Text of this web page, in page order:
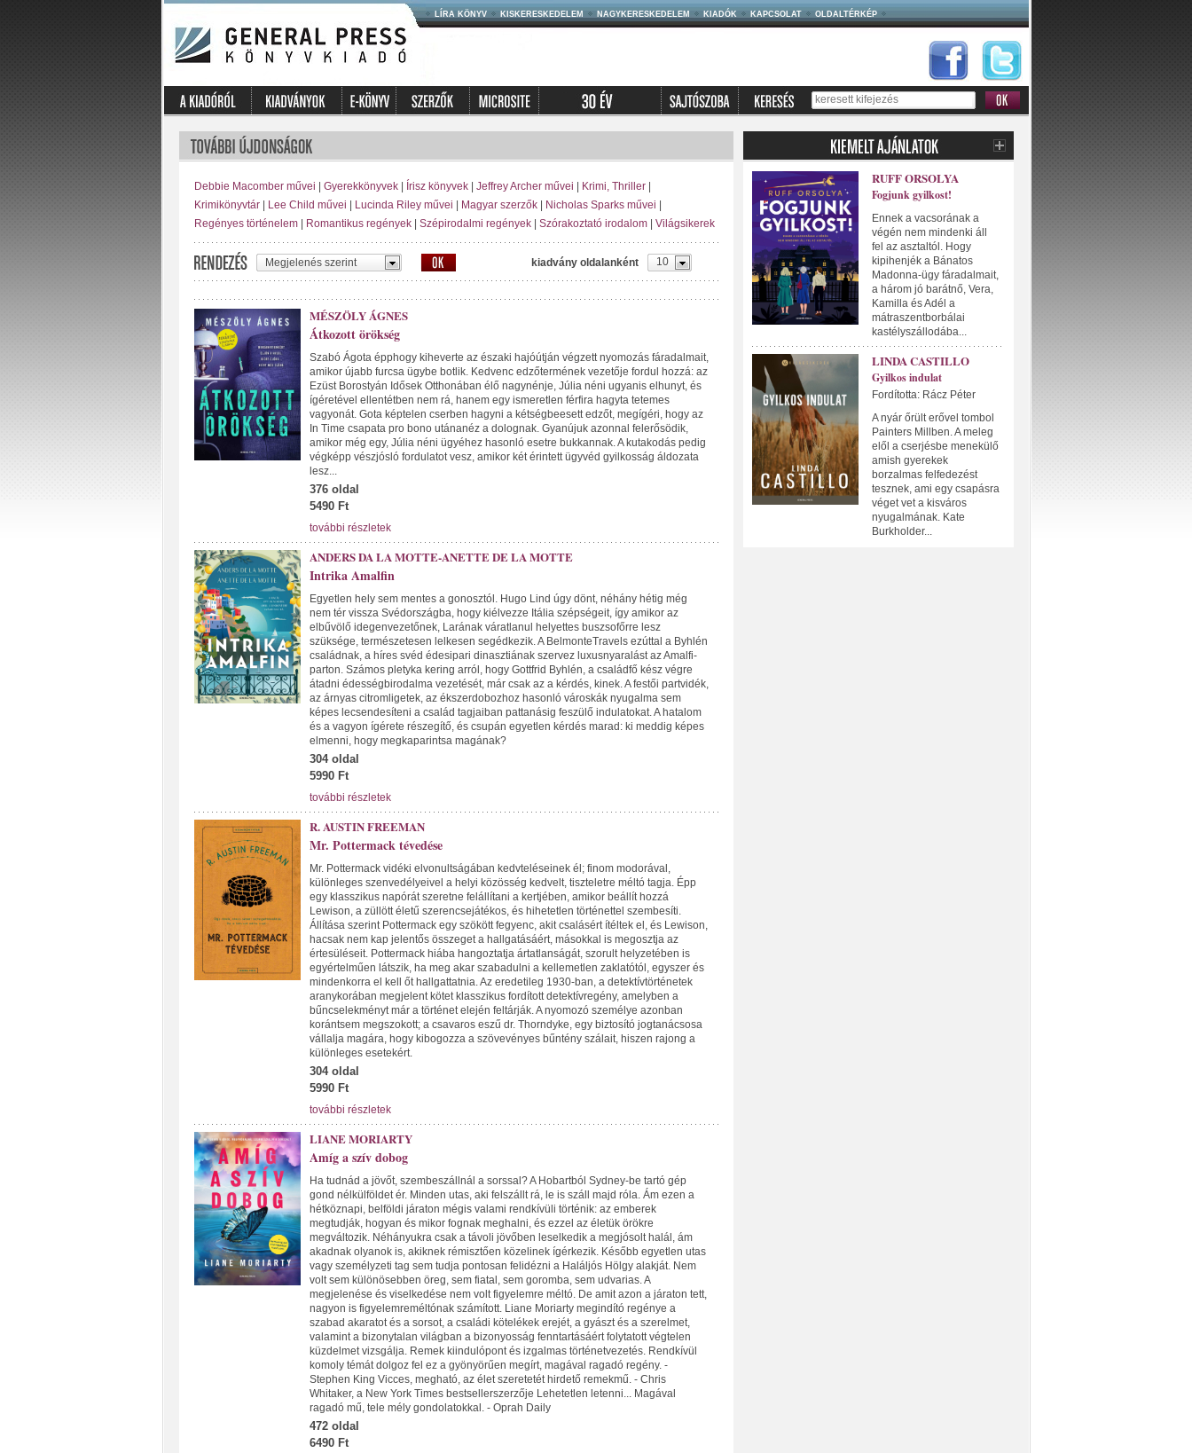
LÍRA KÖNYV KISKERESKEDELEM NAGYKERESKEDELEM KIADÓK KAPCSOLAT OLDALTÉRKÉP
Debbie Macomber művei Gyerekkönyvek| Írisz könyvek| Jeffrey Archer művei Krimi, Thriller|
Krimikönyvtár| Lee Child művei Lucinda Riley művei Magyar szerzők| Nicholas Sparks művei
Regényes történelem| Romantikus regények| Szépirodalmi regények| Szórakoztató irodalom| Világsikerek
Megjelenés szerint kiadvány oldalanként 10
MÉSZÖLY ÁGNES
Átkozott örökség
Szabó Ágota épphogy kiheverte az északi hajóútján végzett nyomozás fáradalmait,
amikor újabb furcsa ügybe botlik. Kedvenc edzőtermének vezetője fordul hozzá: az
Ezüst Borostyán Idősek Otthonában élő nagynénje, Júlia néni ugyanis elhunyt, és
ígéretével ellentétben nem rá, hanem egy ismeretlen férfira hagyta tetemes
vagyonát. Gota képtelen cserben hagyni a kétségbeesett edzőt, megígéri, hogy az
In Time csapata pro bono utánanéz a dolognak. Gyanújuk azonnal felerősödik,
amikor még egy, Júlia néni ügyéhez hasonló esetre bukkannak. A kutakodás pedig
végképp vészjósló fordulatot vesz, amikor két érintett ügyvéd gyilkosság áldozata
lesz...
376 oldal
5490 Ft
további részletek
ANDERS DA LA MOTTE-ANETTE DE LA MOTTE
Intrika Amalfin
Egyetlen hely sem mentes a gonosztól. Hugo Lind úgy dönt, néhány hétig még
nem tér vissza Svédországba, hogy kiélvezze Itália szépségeit, így amikor az
elbűvölő idegenvezetőnek, Larának váratlanul helyettes buszsofőrre lesz
szüksége, természetesen lelkesen segédkezik. A BelmonteTravels ezúttal a Byhlén
családnak, a híres svéd édesipari dinasztiának szervez luxusnyaralást az Amalfi-
parton. Számos pletyka kering arról, hogy Gottfrid Byhlén, a családfő kész végre
átadni édességbirodalma vezetését, már csak az a kérdés, kinek. A festői partvidék,
az árnyas citromligetek, az ékszerdobozhoz hasonló városkák nyugalma sem
képes lecsendesíteni a család tagjaiban pattanásig feszülő indulatokat. A hatalom
és a vagyon ígérete részegítő, és csupán egyetlen kérdés marad: ki meddig képes
elmenni, hogy megkaparintsa magának?
304 oldal
5990 Ft
további részletek
R. AUSTIN FREEMAN
Mr. Pottermack tévedése
Mr. Pottermack vidéki elvonultságában kedvteléseinek él; finom modorával,
különleges szenvedélyeivel a helyi közösség kedvelt, tiszteletre méltó tagja. Épp
egy klasszikus napórát szeretne felállítani a kertjében, amikor beállít hozzá
Lewison, a züllött életű szerencsejátékos, és hihetetlen történettel szembesíti.
Állítása szerint Pottermack egy szökött fegyenc, akit csalásért ítéltek el, és Lewison,
hacsak nem kap jelentős összeget a hallgatásáért, másokkal is megosztja az
értesüléseit. Pottermack hiába hangoztatja ártatlanságát, szorult helyzetében is
egyértelműen látszik, ha meg akar szabadulni a kellemetlen zaklatótól, egyszer és
mindenkorra el kell őt hallgattatnia. Az eredetileg 1930-ban, a detektívtörténetek
aranykorában megjelent kötet klasszikus fordított detektívregény, amelyben a
bűncselekményt már a történet elején feltárják. A nyomozó személye azonban
korántsem megszokott; a csavaros eszű dr. Thorndyke, egy biztosító jogtanácsosa
vállalja magára, hogy kibogozza a szövevényes bűntény szálait, hiszen rajong a
különleges esetekért.
304 oldal
5990 Ft
további részletek
LIANE MORIARTY
Amíg a szív dobog
Ha tudnád a jövőt, szembeszállnál a sorssal? A Hobartból Sydney-be tartó gép
gond nélkülföldet ér. Minden utas, aki felszállt rá, le is száll majd róla. Ám ezen a
hétköznapi, belföldi járaton mégis valami rendkívüli történik: az emberek
megtudják, hogyan és mikor fognak meghalni, és ezzel az életük örökre
megváltozik. Néhányukra csak a távoli jövőben leselkedik a megjósolt halál, ám
akadnak olyanok is, akiknek rémisztően közelinek ígérkezik. Később egyetlen utas
vagy személyzeti tag sem tudja pontosan felidézni a Haláljós Hölgy alakját. Nem
volt sem különösebben öreg, sem fiatal, sem goromba, sem udvarias. A
megjelenése és viselkedése nem volt figyelemre méltó. De amit azon a járaton tett,
nagyon is figyelemreméltónak számított. Liane Moriarty megindító regénye a
szabad akaratot és a sorsot, a családi kötelékek erejét, a gyászt és a szerelmet,
valamint a bizonytalan világban a bizonyosság fenntartásáért folytatott végtelen
küzdelmet vizsgálja. Remek kiindulópont és izgalmas történetvezetés. Rendkívül
komoly témát dolgoz fel ez a gyönyörűen megírt, magával ragadó regény. -
Stephen King Vicces, megható, az élet szeretetét hirdető remekmű. - Chris
Whitaker, a New York Times bestsellerszerzője Lehetetlen letenni... Magával
ragadó mű, tele mély gondolatokkal. - Oprah Daily
472 oldal
6490 Ft
RUFF ORSOLYA
Fogjunk gyilkost!
Ennek a vacsorának a
végén nem mindenki áll
fel az asztaltól. Hogy
kipihenjék a Bánatos
Madonna-ügy fáradalmait,
a három jó barátnő, Vera,
Kamilla és Adél a
mátraszentborbálai
kastélyszállodába...
LINDA CASTILLO
Gyilkos indulat
Fordította: Rácz Péter
A nyár őrült erővel tombol
Painters Millben. A meleg
elől a cserjésbe menekülő
amish gyerekek
borzalmas felfedezést
tesznek, ami egy csapásra
véget vet a kisváros
nyugalmának. Kate
Burkholder...